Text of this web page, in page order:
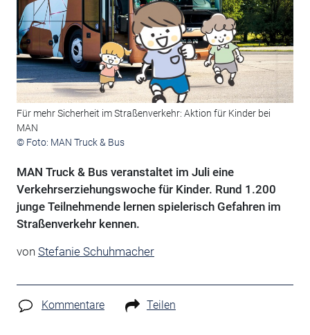
Für mehr Sicherheit im Straßenverkehr: Aktion für Kinder bei
MAN
© Foto: MAN Truck & Bus
MAN Truck & Bus veranstaltet im Juli eine
Verkehrserziehungswoche für Kinder. Rund 1.200
junge Teilnehmende lernen spielerisch Gefahren im
Straßenverkehr kennen.
von Stefanie Schuhmacher
Kommentare Teilen